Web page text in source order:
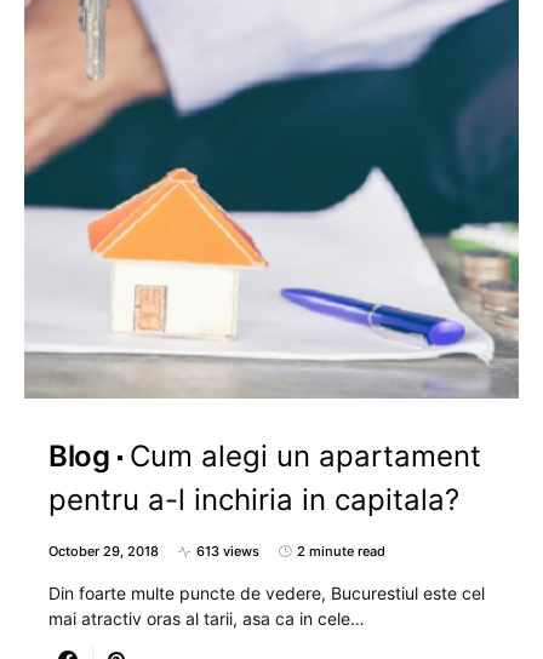
Blog
Cum alegi un apartament
pentru a-l inchiria in capitala?
October 29, 2018 613 views 2 minute read
Din foarte multe puncte de vedere, Bucurestiul este cel
mai atractiv oras al tarii, asa ca in cele…